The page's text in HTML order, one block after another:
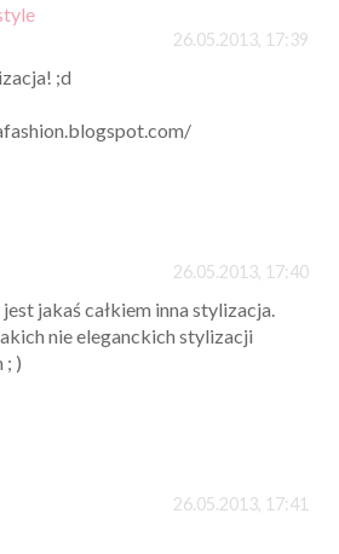
26.05.2013, 17:39
;d
26.05.2013, 17:40
jakaś całkiem inna stylizacja.
nie eleganckich stylizacji
; )
26.05.2013, 17:41